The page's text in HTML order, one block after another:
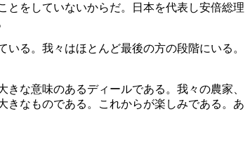
をしていないからだ。日本を代表し安倍総理
る。我々はほとんど最後の方の段階にいる。
な意味のあるディールである。我々の農家、
きなものである。これからが楽しみである。あ